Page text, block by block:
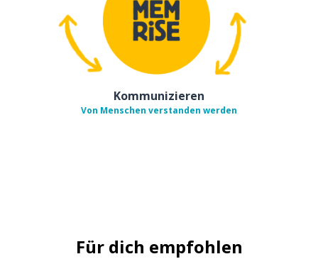
Kommunizieren
Von Menschen verstanden werden
Für dich empfohlen